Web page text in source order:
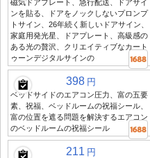
磁気ドアプレート、急行配送、ドアサイ
ンを貼る、ドアをノックしないプロンプ
トサイン、26年続く新しいドアサイン、
家庭用発光星、ドアプレート、高級感の
ある光の贅沢、クリエイティブなカート
ゥーンデジタルサインの
398 円
ベッドサイドのエアコン圧力、富の五要
素、祝福、ベッドルームの祝福シール、
富の位置を遮る問題を解決するエアコン
のベッドルームの祝福シール
211 円